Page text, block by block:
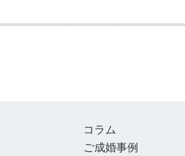
コラム
ご成婚事例